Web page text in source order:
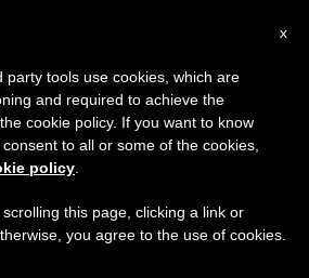
Tagged
De Obispos
Unidos’
×
7 de agosto haremos la pausa
que en el periodo de verano
informaciones y también el
x
party tools use cookies, which are
and required to achieve the
cookie policy. If you want to know
to all or some of the cookies,
policy
this page, clicking a link or
you agree to the use of cookies.